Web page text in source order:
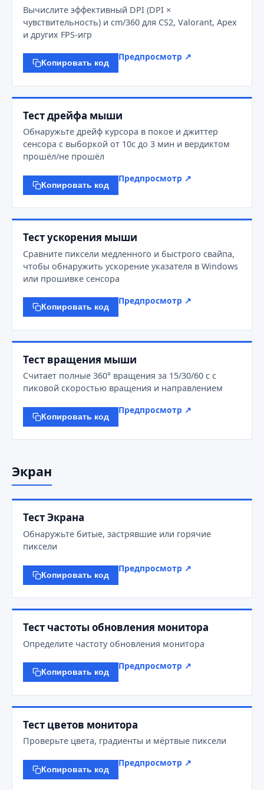
Вычислите эффективный DPI (DPI ×
чувствительность) и cm/360 для CS2, Valorant, Apex
и других FPS-игр
Копировать код
Предпросмотр ↗
Тест дрейфа мыши
Обнаружьте дрейф курсора в покое и джиттер
сенсора с выборкой от 10с до 3 мин и вердиктом
прошёл/не прошёл
Копировать код
Предпросмотр ↗
Тест ускорения мыши
Сравните пиксели медленного и быстрого свайпа,
чтобы обнаружить ускорение указателя в Windows
или прошивке сенсора
Копировать код
Предпросмотр ↗
Тест вращения мыши
Считает полные 360° вращения за 15/30/60 с с
пиковой скоростью вращения и направлением
Копировать код
Предпросмотр ↗
Экран
Тест Экрана
Обнаружьте битые, застрявшие или горячие
пиксели
Копировать код
Предпросмотр ↗
Тест частоты обновления монитора
Определите частоту обновления монитора
Копировать код
Предпросмотр ↗
Тест цветов монитора
Проверьте цвета, градиенты и мёртвые пиксели
Копировать код
Предпросмотр ↗